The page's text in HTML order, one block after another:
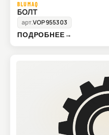
BLUMAQ
БОЛТ
арт.VOP955303
ПОДРОБНЕЕ→